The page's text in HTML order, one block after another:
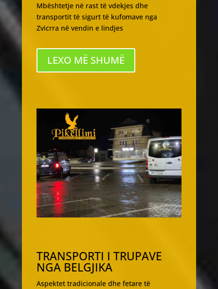
Mbështetje në rast të vdekjes dhe
transportit të sigurt të kufomave nga
Zvicrra në vendin e lindjes
LEXO MË SHUMË
TRANSPORTI I TRUPAVE
NGA BELGJIKA
Aspektet tradicionale dhe fetare të